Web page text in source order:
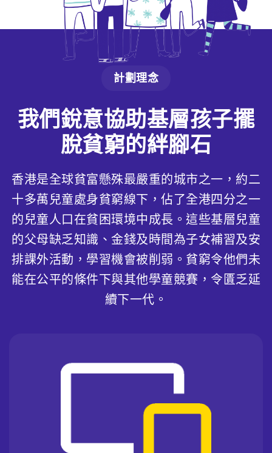
計劃理念
我們銳意協助基層孩子擺
脫貧窮的絆腳石
香港是全球貧富懸殊最嚴重的城市之一，約二
十多萬兒童處身貧窮線下，佔了全港四分之一
的兒童人口在貧困環境中成長。這些基層兒童
的父母缺乏知識、金錢及時間為子女補習及安
排課外活動，學習機會被削弱。貧窮令他們未
能在公平的條件下與其他學童競賽，令匱乏延
續下一代。